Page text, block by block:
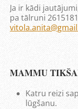
Ja ir kādi
pa tālruni
MAMMU
Katru reizi
lūgšanu.